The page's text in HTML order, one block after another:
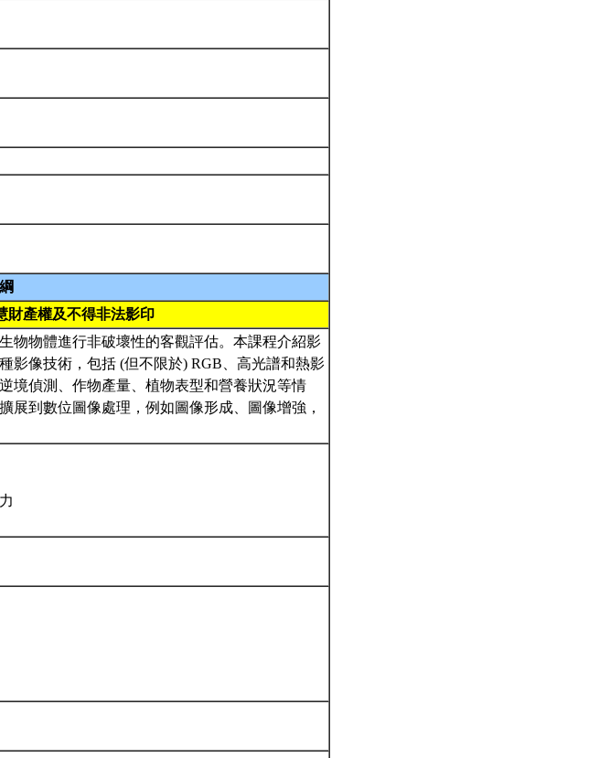
財產權及不得非法影印
物物體進行非破壞性的客觀評估。本課程介紹影
影像技術，包括 (但不限於) RGB、高光譜和熱影
境偵測、作物產量、植物表型和營養狀況等情
展到數位圖像處理，例如圖像形成、圖像增強，